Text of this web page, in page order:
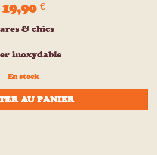
19,90 €
& chics
inoxydable
En stock
AU PANIER